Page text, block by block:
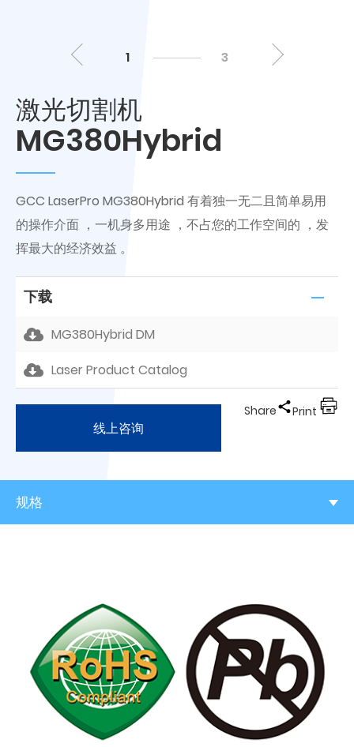
1 3
激光切割机
MG380Hybrid
GCC LaserPro MG380Hybrid 有着独一无二且简单易用
的操作介面 ，一机身多用途 ，不占您的工作空间的 ，发
挥最大的经济效益 。
下载
MG380Hybrid DM
Laser Product Catalog
线上咨询
Share Print
规格